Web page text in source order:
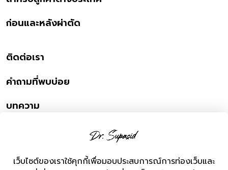
ก่อนและหลังผ่าตัด
ติดต่อเรา
คำถามที่พบบ่อย
บทความ
Online Consultation
Campaign Consultation
เว็บไซต์ของเราใช้คุกกี้เพื่อมอบประสบการณ์การท่องเว็บและ